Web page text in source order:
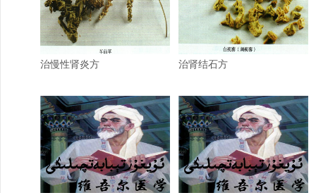
治慢性肾炎方 治肾结石方